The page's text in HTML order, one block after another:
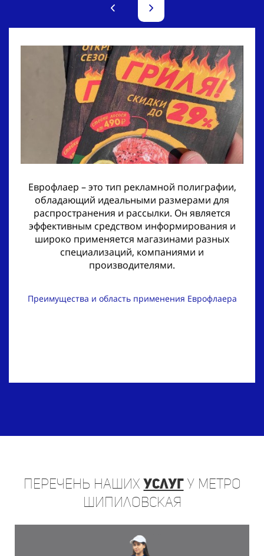
Еврофлаер – это тип рекламной полиграфии,
обладающий идеальными размерами для
распространения и рассылки. Он является
эффективным средством информирования и
широко применяется магазинами разных
специализаций, компаниями и
производителями.
Преимущества и область применения Еврофлаера
Перечень нашихуслугу метро
Шипиловская